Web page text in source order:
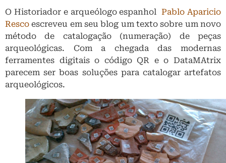
O Historiador e arqueólogo espanholPablo Aparicio
Resco escreveu em seu blog um texto sobre um novo
método de catalogação (numeração) de peças
arqueológicas. Com a chegada das modernas
ferramentes digitais o código QR e o DataMAtrix
parecem ser boas soluções para catalogar artefatos
arqueológicos.